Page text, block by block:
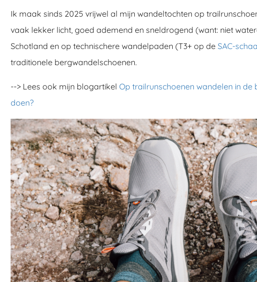
Ik maak sinds 2025 vrijwel al mijn wandeltochten op
vaak lekker licht, goed ademend en sneldrogend (want: niet
Schotland en op technischere wandelpaden (T3+ op de SAC-
traditionele bergwandelschoenen.
--> Lees ook mijn blogartikel Op trailrunschoenen wandelen in de
doen?